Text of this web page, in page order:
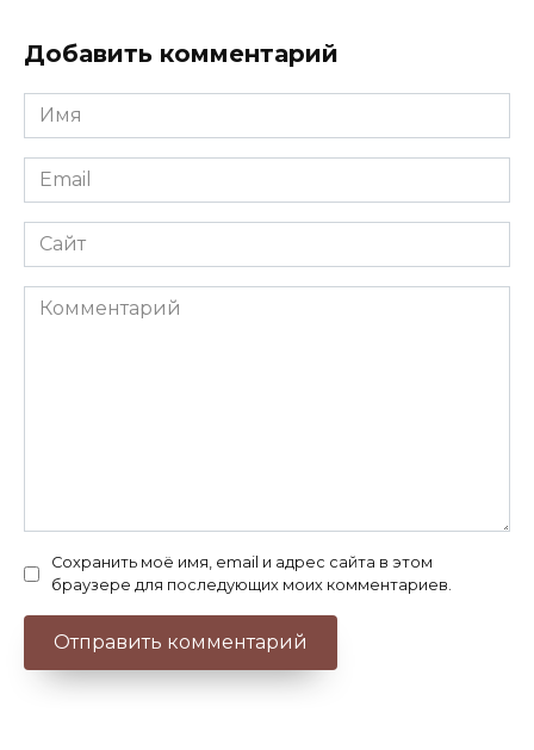
Добавить комментарий
Имя
*
Email
*
Сайт
Комментарий
Сохранить моё имя, email и адрес сайта в этом
браузере для последующих моих комментариев.